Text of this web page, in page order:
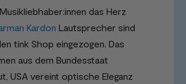
das Herz
Kardon Lautsprecher sind
tink Shop eingezogen. Das
aus dem Bundesstaat
USA vereint optische Eleganz